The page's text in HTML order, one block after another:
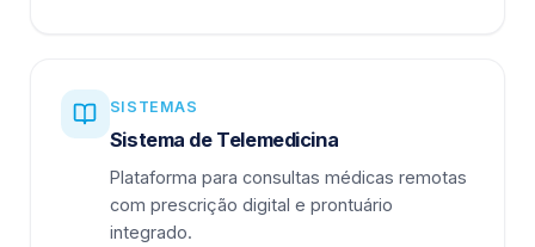
SISTEMAS
Sistema de Telemedicina
Plataforma para consultas médicas remotas
com prescrição digital e prontuário
integrado.